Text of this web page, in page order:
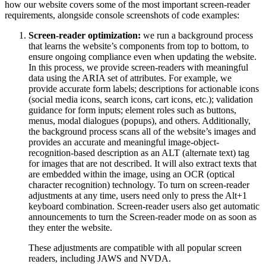
how our website covers some of the most important screen-reader
requirements, alongside console screenshots of code examples:
Screen-reader optimization: we run a background process
that learns the website’s components from top to bottom, to
ensure ongoing compliance even when updating the website.
In this process, we provide screen-readers with meaningful
data using the ARIA set of attributes. For example, we
provide accurate form labels; descriptions for actionable icons
(social media icons, search icons, cart icons, etc.); validation
guidance for form inputs; element roles such as buttons,
menus, modal dialogues (popups), and others. Additionally,
the background process scans all of the website’s images and
provides an accurate and meaningful image-object-
recognition-based description as an ALT (alternate text) tag
for images that are not described. It will also extract texts that
are embedded within the image, using an OCR (optical
character recognition) technology. To turn on screen-reader
adjustments at any time, users need only to press the Alt+1
keyboard combination. Screen-reader users also get automatic
announcements to turn the Screen-reader mode on as soon as
they enter the website.
These adjustments are compatible with all popular screen
readers, including JAWS and NVDA.